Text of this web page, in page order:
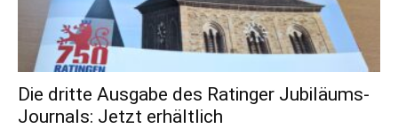
Die dritte Ausgabe des Ratinger Jubiläums-
Journals: Jetzt erhältlich